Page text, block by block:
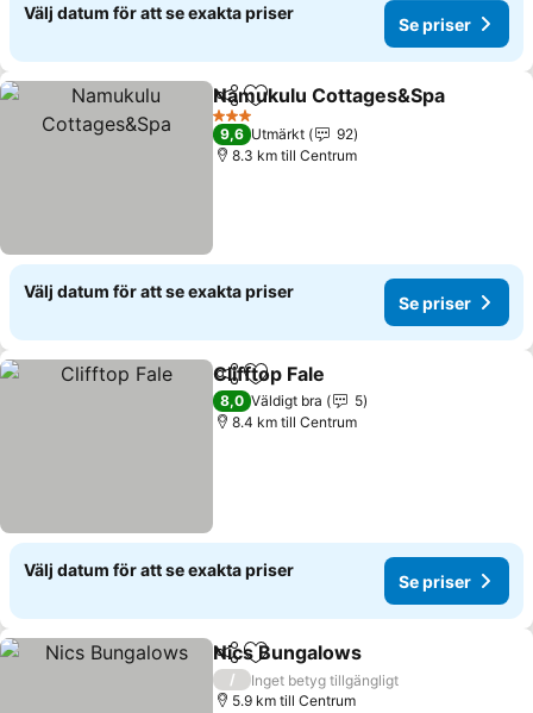
Välj datum för att se exakta priser
Se priser
Dela Lägg till i Mina Favoriter
Namukulu Cottages&Spa
3 Stjärnor
9,6 Utmärkt
92
8.3 km till Centrum
Välj datum för att se exakta priser
Se priser
Dela Lägg till i Mina Favoriter
Clifftop Fale
8,0 Väldigt bra
5
8.4 km till Centrum
Välj datum för att se exakta priser
Se priser
Dela Lägg till i Mina Favoriter
Nics Bungalows
/
Inget betyg tillgängligt
5.9 km till Centrum